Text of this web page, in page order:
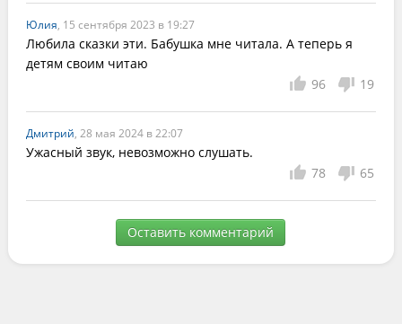
Юлия, 15 сентября 2023 в 19:27
Любила сказки эти. Бабушка мне читала. А теперь я
детям своим читаю
96
19
Дмитрий, 28 мая 2024 в 22:07
Ужасный звук, невозможно слушать.
78
65
Оставить комментарий